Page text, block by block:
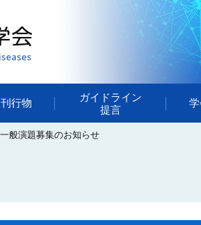
行物
ガイドライン
提言
般演題募集のお知らせ